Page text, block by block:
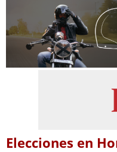
Elecciones en